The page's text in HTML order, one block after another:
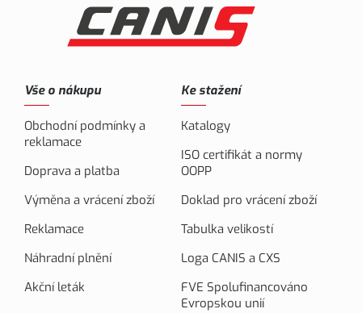
Vše o nákupu
Obchodní podmínky a
reklamace
Doprava a platba
Výměna a vrácení zboží
Reklamace
Náhradní plnění
Akční leták
Ke stažení
Katalogy
ISO certifikát a normy
OOPP
Doklad pro vrácení zboží
Tabulka velikostí
Loga CANIS a CXS
FVE Spolufinancováno
Evropskou unií